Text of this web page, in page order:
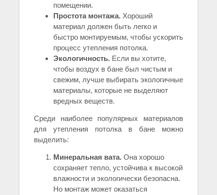
помещении.
Простота монтажа. Хороший
материал должен быть легко и
быстро монтируемым, чтобы ускорить
процесс утепления потолка.
Экологичность. Если вы хотите,
чтобы воздух в бане был чистым и
свежим, лучше выбирать экологичные
материалы, которые не выделяют
вредных веществ.
Среди наиболее популярных материалов
для утепления потолка в бане можно
выделить:
Минеральная вата. Она хорошо
сохраняет тепло, устойчива к высокой
влажности и экологически безопасна.
Но монтаж может оказаться